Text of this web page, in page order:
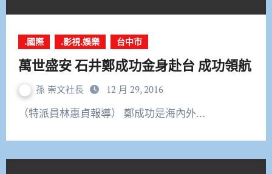
.國際 .影視.娛樂 台中市
萬世盛安 石井鄭成功金身赴台 成功領航
孫 崇文社長 12 月 29, 2016
（特派員林惠貞報導） 鄭成功是海內外…